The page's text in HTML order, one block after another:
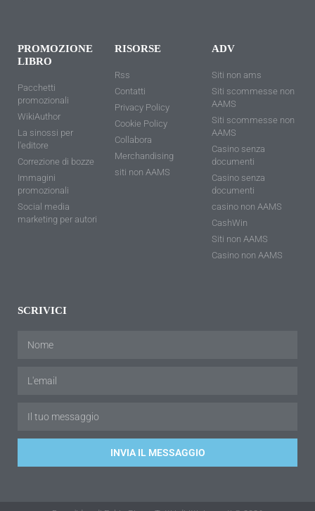
PROMOZIONE
LIBRO
Pacchetti
promozionali
WikiAuthor
La sinossi per
l'editore
Correzione di bozze
Immagini
promozionali
Social media
marketing per autori
RISORSE
Rss
Contatti
Privacy Policy
Cookie Policy
Collabora
Merchandising
siti non AAMS
ADV
Siti non ams
Siti scommesse non
AAMS
Siti scommesse non
AAMS
Casino senza
documenti
Casino senza
documenti
casino non AAMS
CashWin
Siti non AAMS
Casino non AAMS
SCRIVICI
INVIA IL MESSAGGIO